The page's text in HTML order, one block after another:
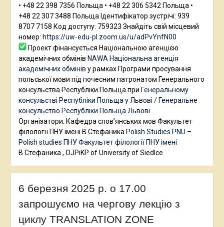
• +48 22 398 7356 Польща • +48 22 306 5342 Польща •
+48 22 307 3488 Польща Ідентифікатор зустрічі: 939
8707 7158 Код доступу: 759323 Знайдіть свій місцевий
номер: https://uw-edu-pl.zoom.us/u/adPvYnfN00
Проект фінансується Національною агенцією
академічних обмінів NAWA Національна агенція
академічних обмінів у рамках Програми просування
польської мови під почесним патронатом Генерального
консульства Республіки Польща при Генеральному
консульстві Республіки Польща у Львові / Генеральне
консульство Республіки Польща Львові
Організатори: Кафедра слов’янських мов Факультет
філології ПНУ імені В.Стефаника Polish Studies PNU –
Polish studies ПНУ Факультет філології ПНУ імені
В.Стефаника , OJPiKP of University of Siedlce
6 березня 2025 р. о 17.00
запрошуємо на чергову лекцію з
циклу TRANSLATION ZONE